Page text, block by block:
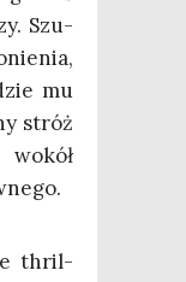
Szu­
mu
stróż
wokół
thril­